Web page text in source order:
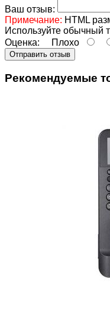
Ваш отзыв:
Примечание: HTML
Используйте обычный
Оценка: Плохо
Отправить отзыв
Рекомендуемые